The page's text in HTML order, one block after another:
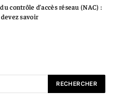
contrôle d’accès réseau (NAC) :
savoir